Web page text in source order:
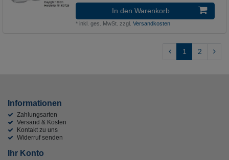
In den Warenkorb
* inkl. ges. MwSt. zzgl.Versandkosten
1 2
Informationen
Zahlungsarten
Versand & Kosten
Kontakt zu uns
Widerruf senden
Ihr Konto